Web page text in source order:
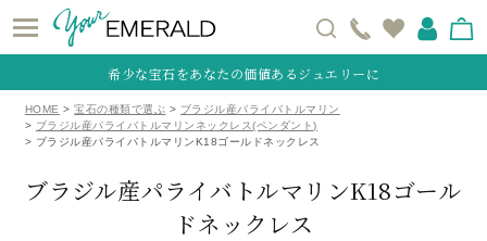
希少な宝石をあなたの価値あるジュエリーに
HOME 宝石の種類で選ぶ
ブラジル産パライバトルマリン
ブラジル産パライバトルマリンネックレス(ペンダント)
ブラジル産パライバトルマリンK18ゴールドネックレス
ブラジル産パライバトルマリンK18ゴール
ドネックレス